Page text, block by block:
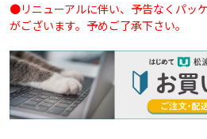
●リニューアルに伴い、予告なくパッ
がございます。予めご了承下さい。